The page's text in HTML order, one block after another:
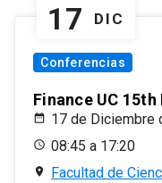
17 DIC
Conferencias
Finance UC
17 de Diciembre
08:45 a 17:20
Facultad de